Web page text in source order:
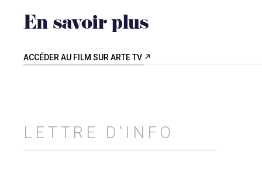
En savoir plus
ACCÉDER AU FILM SUR ARTE TV
LETTRE D'INFO